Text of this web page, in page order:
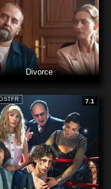
Divorce
7.1